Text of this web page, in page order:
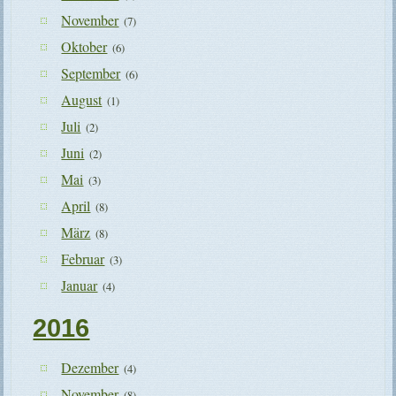
November (7)
Oktober (6)
September (6)
August (1)
Juli (2)
Juni (2)
Mai (3)
April (8)
März (8)
Februar (3)
Januar (4)
2016
Dezember (4)